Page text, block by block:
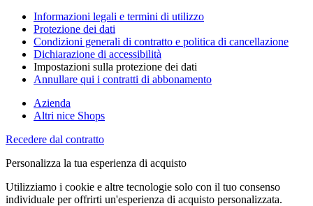
Informazioni legali e termini di utilizzo
Protezione dei dati
Condizioni generali di contratto e politica di cancellazione
Dichiarazione di accessibilità
Impostazioni sulla protezione dei dati
Annullare qui i contratti di abbonamento
Azienda
Altri nice Shops
Recedere dal contratto
Personalizza la tua esperienza di acquisto
Utilizziamo i cookie e altre tecnologie solo con il tuo consenso
individuale per offrirti un'esperienza di acquisto personalizzata.